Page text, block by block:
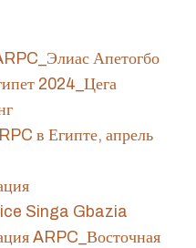
Апетогбо
2024_Цега
в Египте, апрель
Singa Gbazia
ARPC_Восточная